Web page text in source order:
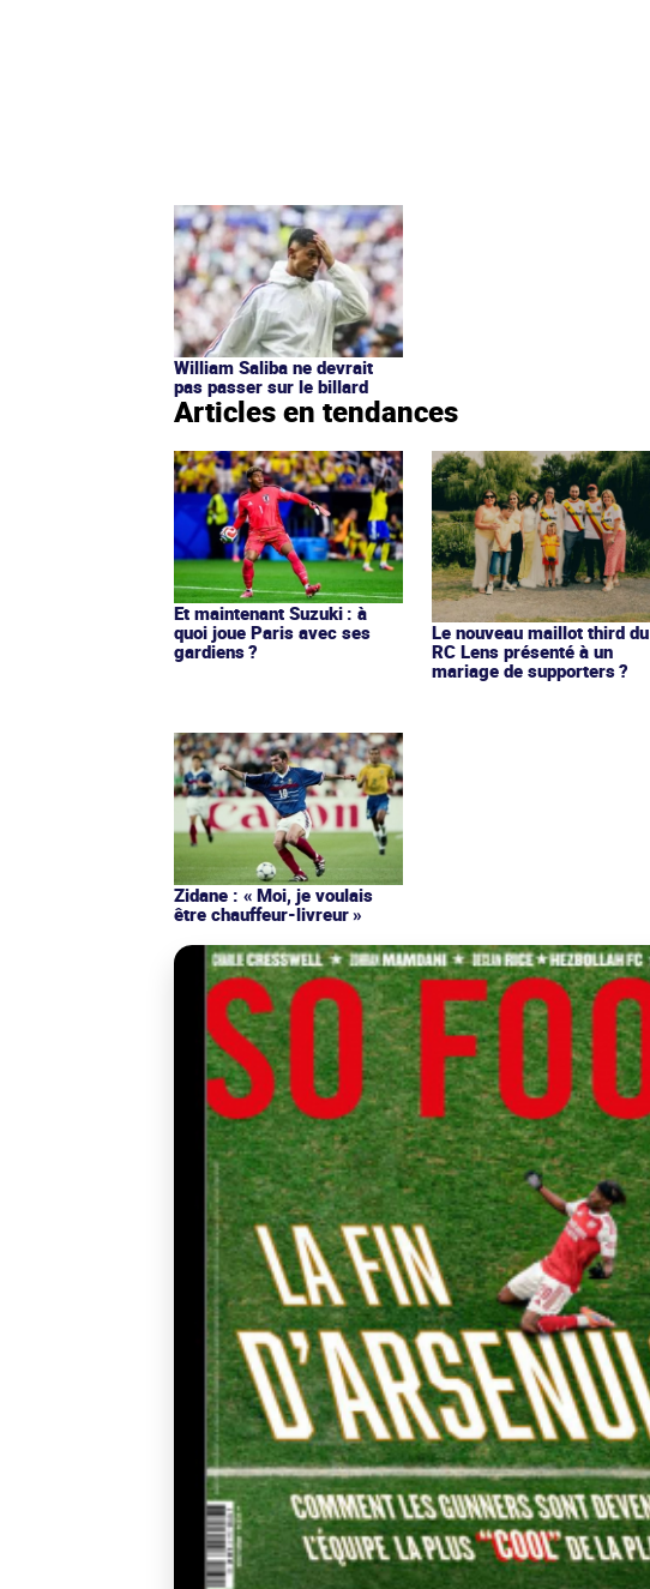
William Saliba ne devrait
pas passer sur le billard
Articles en tendances
Et maintenant Suzuki : à
quoi joue Paris avec ses
gardiens ?
Le nouveau maillot third du
RC Lens présenté à un
mariage de supporters ?
Zidane : « Moi, je voulais
être chauffeur-livreur »